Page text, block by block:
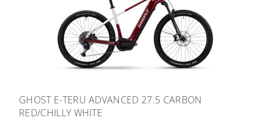
GHOST E-TERU ADVANCED 27.5 CARBON
RED/CHILLY WHITE